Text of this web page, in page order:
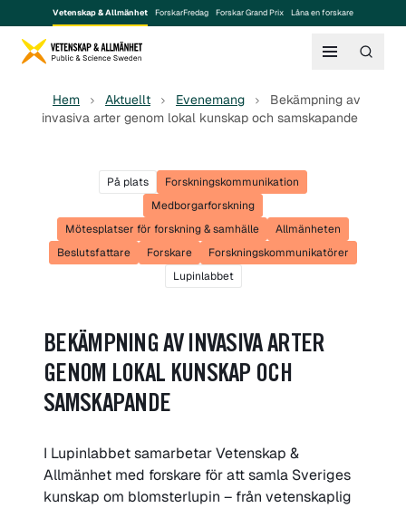
Vetenskap & Allmänhet ForskarFredag Forskar Grand Prix Låna en forskare
Hem Aktuellt Evenemang
Bekämpning av
invasiva arter genom lokal kunskap och samskapande
På plats
Forskningskommunikation
Medborgarforskning
Mötesplatser för forskning & samhälle
Allmänheten
Beslutsfattare
Forskare
Forskningskommunikatörer
Lupinlabbet
BEKÄMPNING AV INVASIVA ARTER
GENOM LOKAL KUNSKAP OCH
SAMSKAPANDE
I Lupinlabbet samarbetar Vetenskap &
Allmänhet med forskare för att samla Sveriges
kunskap om blomsterlupin – från vetenskaplig